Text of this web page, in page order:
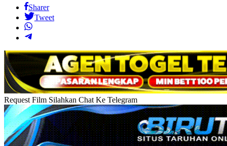
Sharer
Tweet
Request Film Silahkan Chat Ke Telegram